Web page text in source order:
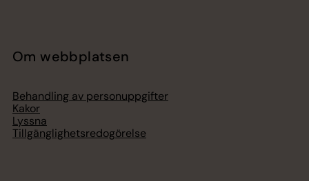
Om webbplatsen
Behandling av personuppgifter
Kakor
Lyssna
Tillgänglighetsredogörelse